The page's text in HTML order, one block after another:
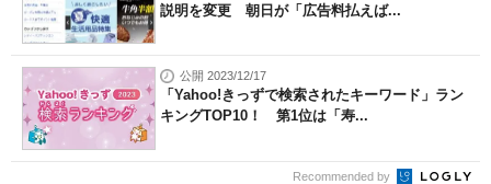
説明を変更 朝日が「広告料払えば...
公開 2023/12/17
「Yahoo!きっずで検索されたキーワード」ラン
キングTOP10！ 第1位は「寿...
Recommended by